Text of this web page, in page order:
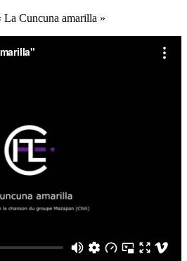
La Cuncuna amarilla »